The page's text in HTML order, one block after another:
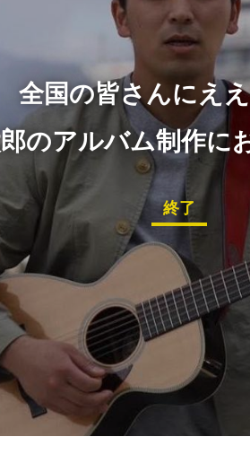
全国の皆さんにええ
のアルバム制作に
終了